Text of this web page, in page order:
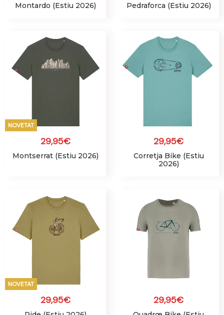
Montardo (Estiu 2026) Pedraforca (Estiu 2026)
NOVETAT
29,95€
Montserrat (Estiu 2026)
29,95€
Corretja Bike (Estiu
2026)
NOVETAT
29,95€ 29,95€